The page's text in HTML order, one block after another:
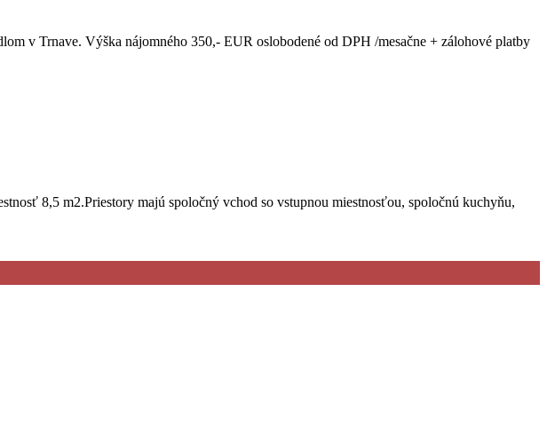
v Trnave. Výška nájomného 350,- EUR oslobodené od DPH /mesačne + zálohové platby
8,5 m2.Priestory majú spoločný vchod so vstupnou miestnosťou, spoločnú kuchyňu,